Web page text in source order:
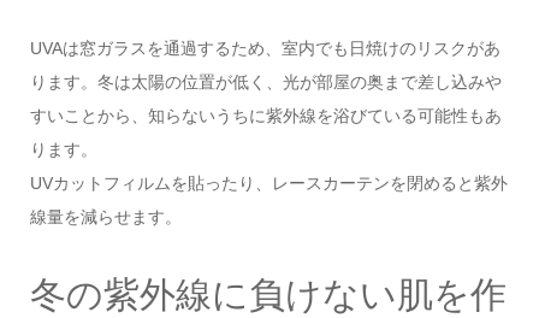
UVAは窓ガラスを通過するため、室内でも日焼けのリスクがあ
ります。冬は太陽の位置が低く、光が部屋の奥まで差し込みや
すいことから、知らないうちに紫外線を浴びている可能性もあ
ります。
UVカットフィルムを貼ったり、レースカーテンを閉めると紫外
線量を減らせます。
冬の紫外線に負けない肌を作